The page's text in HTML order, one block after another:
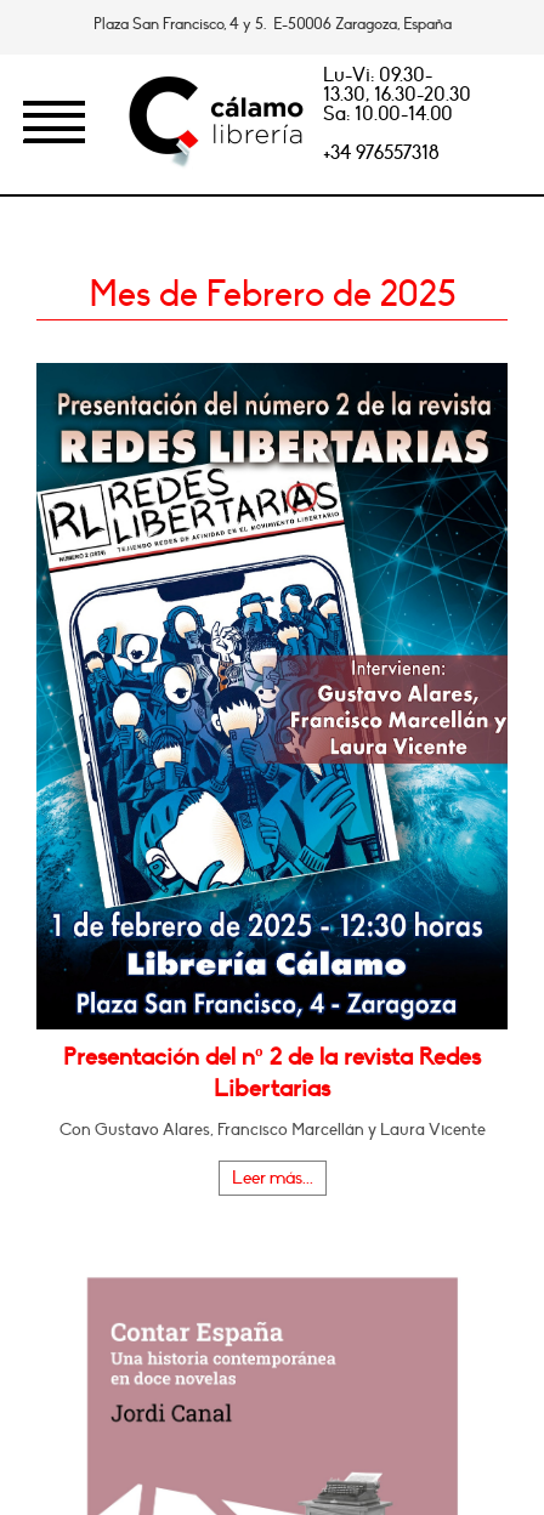
Plaza San Francisco, 4 y 5. E-50006 Zaragoza, España
Lu-Vi: 09.30-
13.30, 16.30-20.30
Sa: 10.00-14.00
+34 976557318
Mes de Febrero de 2025
Presentación del nº 2 de la revista Redes
Libertarias
Con Gustavo Alares, Francisco Marcellán y Laura Vicente
Leer más...